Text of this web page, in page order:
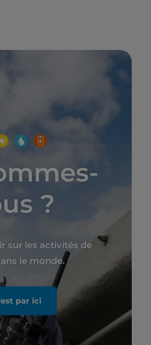
?
sur les activités de
le monde.
par ici